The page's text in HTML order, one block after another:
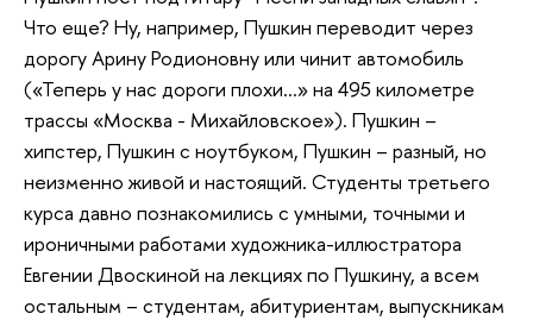
Что еще? Ну, например, Пушкин переводит через
дорогу Арину Родионовну или чинит автомобиль
(«Теперь у нас дороги плохи…» на 495 километре
трассы «Москва - Михайловское»). Пушкин –
хипстер, Пушкин с ноутбуком, Пушкин – разный, но
неизменно живой и настоящий. Студенты третьего
курса давно познакомились с умными, точными и
ироничными работами художника-иллюстратора
Евгении Двоскиной на лекциях по Пушкину, а всем
остальным – студентам, абитуриентам, выпускникам